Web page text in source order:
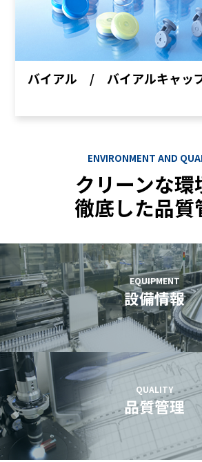
バイアル / バイアルキャッ
ENVIRONMENT AND
クリーンな環
徹底した品質
EQUIPMENT
設備情報
QUALITY
品質管理